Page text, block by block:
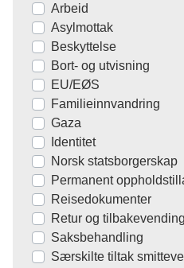
Arbeid
Asylmottak
Beskyttelse
Bort- og utvisning
EU/EØS
Familieinnvandring
Gaza
Identitet
Norsk statsborgerskap
Permanent
Reisedokumenter
Retur og tilbakevending
Saksbehandling
Særskilte tiltak